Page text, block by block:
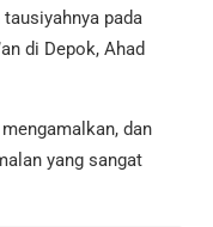
pada
di Depok, Ahad
dan
yang sangat